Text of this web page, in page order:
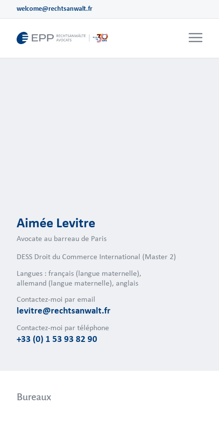
welcome@rechtsanwalt.fr
Aimée Levitre
Avocate au barreau de Paris
DESS Droit du Commerce International (Master 2)
Langues : français (langue maternelle),
allemand (langue maternelle), anglais
Contactez-moi par email
levitre@rechtsanwalt.fr
Contactez-moi par téléphone
+33 (0) 1 53 93 82 90
Bureaux